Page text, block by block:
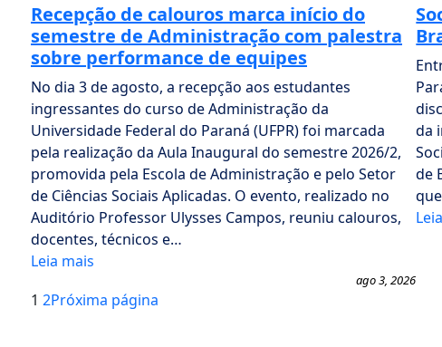
Recepção de calouros marca início do
semestre de Administração com palestra
sobre performance de equipes
No dia 3 de agosto, a recepção aos estudantes
ingressantes do curso de Administração da
Universidade Federal do Paraná (UFPR) foi marcada
pela realização da Aula Inaugural do semestre 2026/2,
promovida pela Escola de Administração e pelo Setor
de Ciências Sociais Aplicadas. O evento, realizado no
Auditório Professor Ulysses Campos, reuniu calouros,
docentes, técnicos e…
Leia mais
ago 3, 2026
da
de
1 2Próxima página